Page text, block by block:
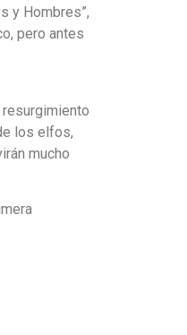
y Hombres”,
pero antes
los elfos,
mucho